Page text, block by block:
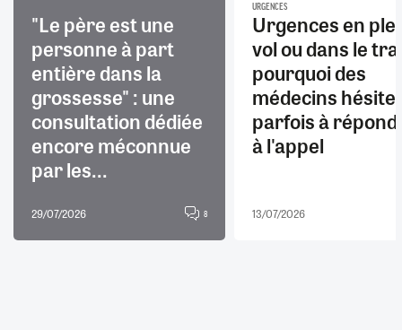
"Le père est une
personne à part
entière dans la
grossesse" : une
consultation dédiée
encore méconnue
par les...
29/07/2026 8
URGENCES
Urgences en
vol ou dans le
pourquoi des
médecins
parfois à
à l'appel
13/07/2026